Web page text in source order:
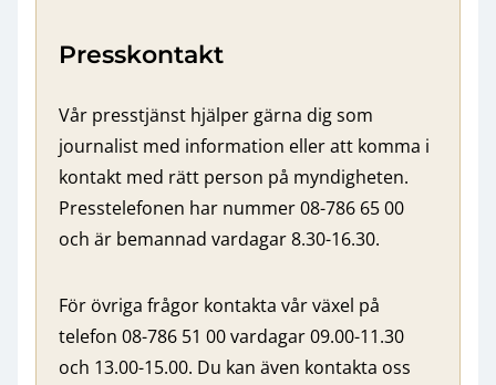
Presskontakt
Vår presstjänst hjälper gärna dig som
journalist med information eller att komma i
kontakt med rätt person på myndigheten.
Presstelefonen har nummer 08-786 65 00
och är bemannad vardagar 8.30-16.30.
För övriga frågor kontakta vår växel på
telefon 08-786 51 00 vardagar 09.00-11.30
och 13.00-15.00. Du kan även kontakta oss